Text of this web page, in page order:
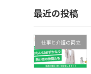
最近の投稿
仕事と介護の両立